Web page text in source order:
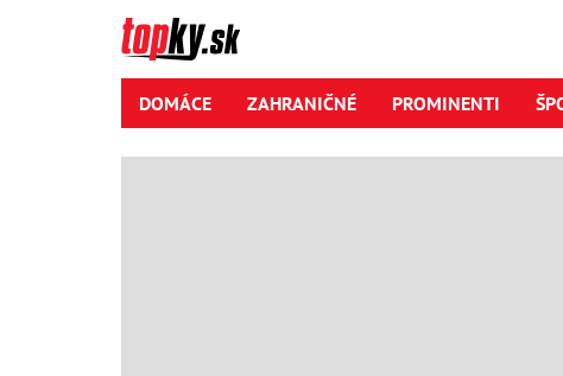
DOMÁCE ZAHRANIČNÉ PROMINENTI